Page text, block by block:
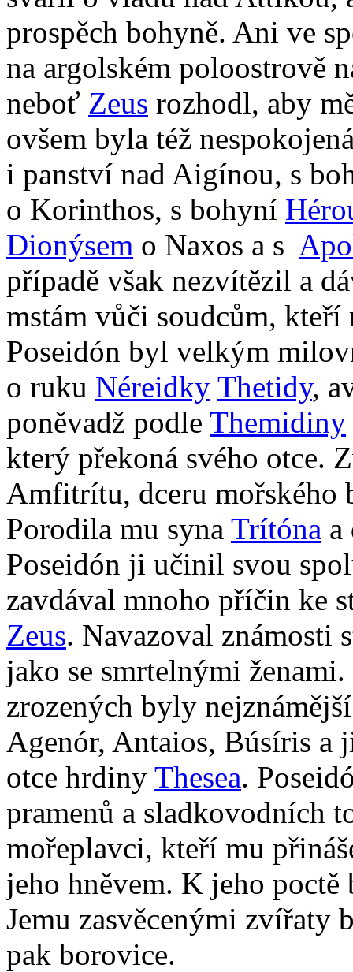
prospěch bohyně. Ani ve
na argolském poloostrově
neboť Zeus rozhodl, aby
ovšem byla též
i panství nad Aigínou, s
o Korinthos, s bohyní
Dionýsem o Naxos a s
případě však nezvítězil a
mstám vůči soudcům,
Poseidón byl velkým
o ruku Néreidky Thetidy,
poněvadž podle Themidiny
který překoná svého otce.
Amfitrítu, dceru mořského
Porodila mu syna Trítóna a
Poseidón ji učinil svou
zavdával mnoho příčin ke
Zeus. Navazoval známosti
jako se smrtelnými
zrozených byly
Agenór, Antaios, Búsíris a
otce hrdiny Thesea.
pramenů a sladkovodních
mořeplavci, kteří mu
jeho hněvem. K jeho
Jemu zasvěcenými
pak borovice.